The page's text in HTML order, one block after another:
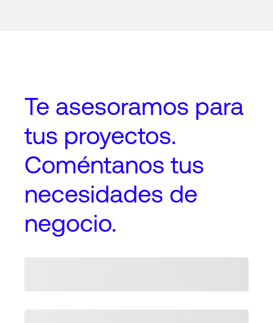
Te asesoramos para
tus proyectos.
Coméntanos tus
necesidades de
negocio.